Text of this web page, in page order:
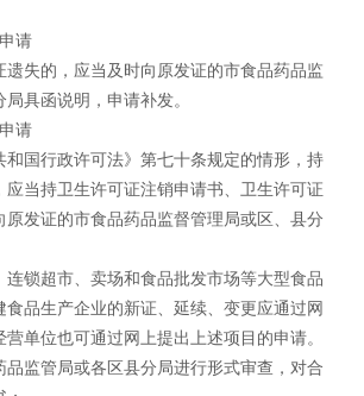
请
失的，应当及时向原发证的市食品药品监
具函说明，申请补发。
请
国行政许可法》第七十条规定的情形，持
应当持卫生许可证注销申请书、卫生许可证
原发证的市食品药品监督管理局或区、县分
锁超市、卖场和食品批发市场等大型食品
食品生产企业的新证、延续、变更应通过网
营单位也可通过网上提出上述项目的申请。
监管局或各区县分局进行形式审查，对合